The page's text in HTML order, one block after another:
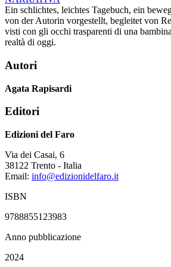
Ein schlichtes, leichtes Tagebuch, ein
von der Autorin vorgestellt, begleitet von
visti con gli occhi trasparenti di una
realtà di oggi.
Autori
Agata Rapisardi
Editori
Edizioni del Faro
Via dei Casai, 6
38122 Trento - Italia
Email: info@edizionidelfaro.it
ISBN
9788855123983
Anno pubblicazione
2024